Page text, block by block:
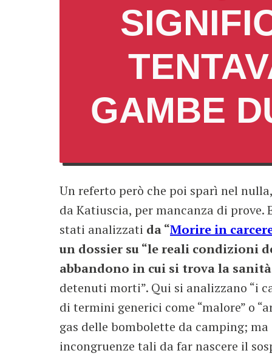
GAMBE
Un referto però che poi sparì nel
da Katiuscia, per mancanza di
stati analizzati da “Morire in
un dossier su “le reali condizioni
abbandono in cui si trova la
detenuti morti”. Qui si analizzano “i
di termini generici come “malore” o
gas delle bombolette da camping;
incongruenze tali da far nascere il